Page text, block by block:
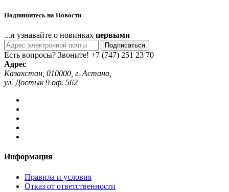
Подпишитесь на Новости
...и узнавайте о новинках первыми
Подписаться
Есть вопросы? Звоните! +7 (747) 251 23 70
Адрес
Казахстан, 010000, г. Астана,
ул. Достык 9 оф. 562
Информация
Правила и условия
Отказ от ответственности